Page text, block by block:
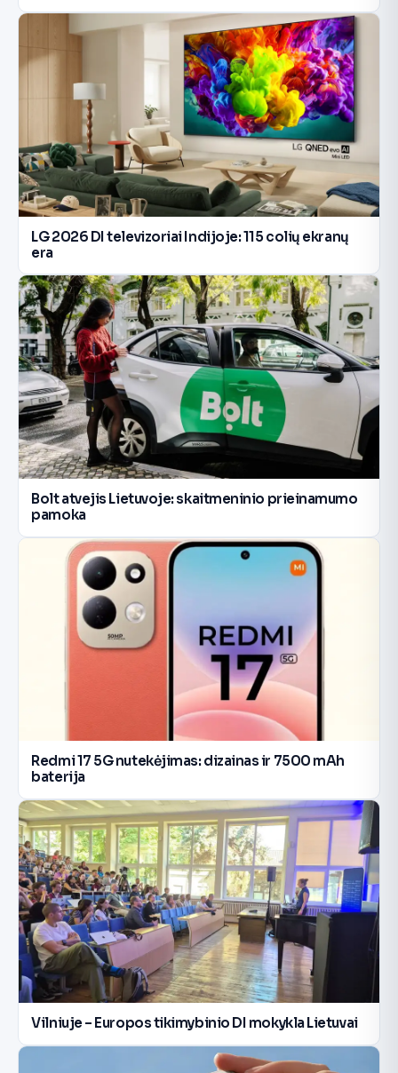
LG 2026 DI televizoriai Indijoje: 115 colių ekranų
era
Bolt atvejis Lietuvoje: skaitmeninio prieinamumo
pamoka
Redmi 17 5G nutekėjimas: dizainas ir 7500 mAh
baterija
Vilniuje – Europos tikimybinio DI mokykla Lietuvai